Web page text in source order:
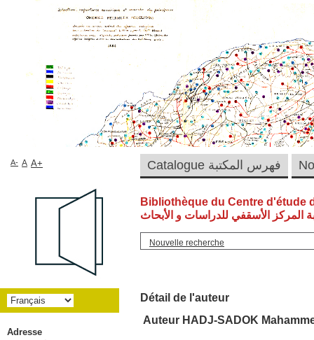
Bibliothèque du Centre d'étude
المركز الأسقفي للدراسات و الأبحاث
Nouvelle recherche
Détail de l'auteur
Auteur HADJ-SADOK
Catalogue فهرس المكتبة A- A A+
Adresse